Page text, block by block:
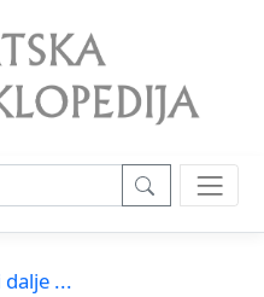
...